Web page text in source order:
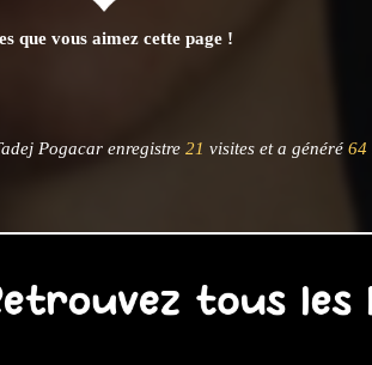
que vous aimez cette page !
Pogacar enregistre 21 visites et a généré 64